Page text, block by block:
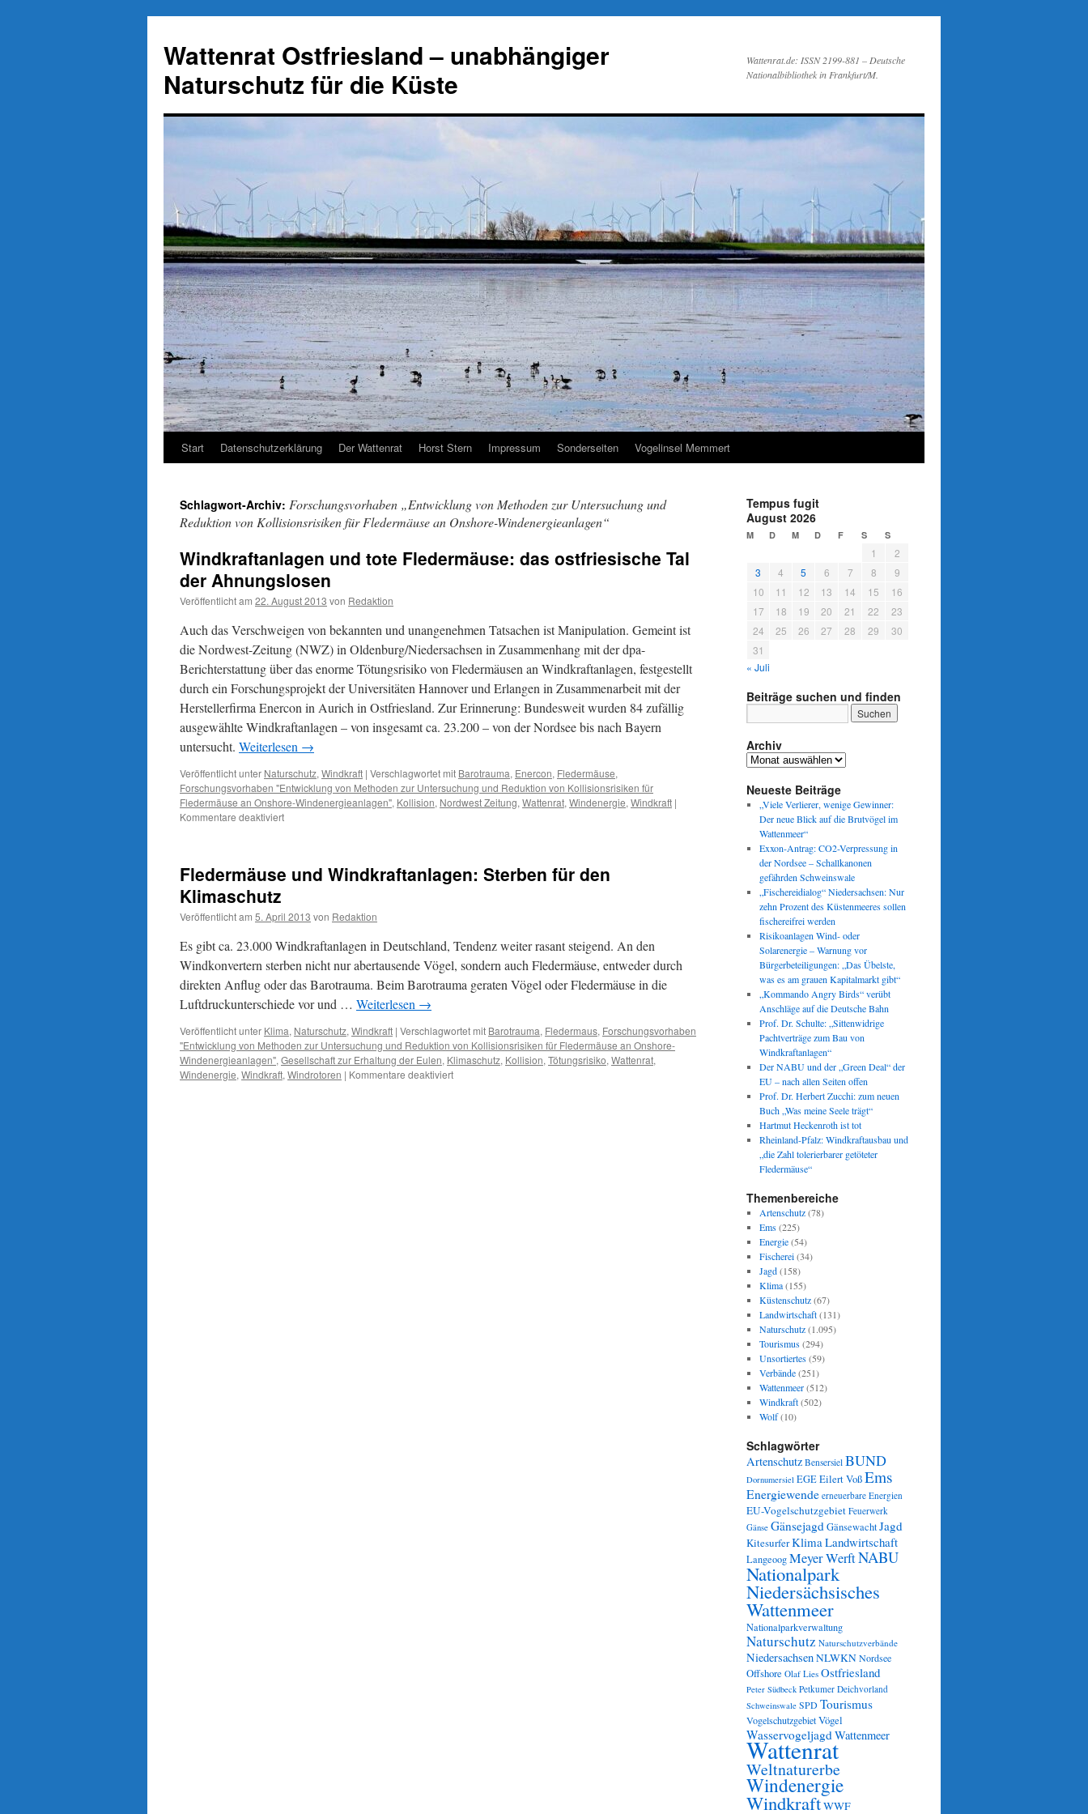
springen
Wattenrat Ostfriesland – unabhängiger
Naturschutz für die Küste
Wattenrat.de: ISSN 2199-881 – Deutsche
Nationalbibliothek in Frankfurt/M.
Start Datenschutzerklärung Der Wattenrat Horst Stern Impressum Sonderseiten Vogelinsel Memmert
Schlagwort-Archiv: Forschungsvorhaben „Entwicklung von Methoden zur Untersuchung und
Reduktion von Kollisionsrisiken für Fledermäuse an Onshore-Windenergieanlagen“
Windkraftanlagen und tote Fledermäuse: das ostfriesische Tal
der Ahnungslosen
Veröffentlicht am 22. August 2013 von Redaktion
Auch das Verschweigen von bekannten und unangenehmen Tatsachen ist Manipulation. Gemeint ist
die Nordwest-Zeitung (NWZ) in Oldenburg/Niedersachsen in Zusammenhang mit der dpa-
Berichterstattung über das enorme Tötungsrisiko von Fledermäusen an Windkraftanlagen, festgestellt
durch ein Forschungsprojekt der Universitäten Hannover und Erlangen in Zusammenarbeit mit der
Herstellerfirma Enercon in Aurich in Ostfriesland. Zur Erinnerung: Bundesweit wurden 84 zufällig
ausgewählte Windkraftanlagen – von insgesamt ca. 23.200 – von der Nordsee bis nach Bayern
untersucht. Weiterlesen →
Veröffentlicht unter Naturschutz, Windkraft | Verschlagwortet mit Barotrauma, Enercon, Fledermäuse,
Forschungsvorhaben "Entwicklung von Methoden zur Untersuchung und Reduktion von Kollisionsrisiken für
Fledermäuse an Onshore-Windenergieanlagen", Kollision, Nordwest Zeitung, Wattenrat, Windenergie, Windkraft |
Kommentare deaktiviertfür
Fledermäuse:
Tal
Ahnungslosen
Fledermäuse und Windkraftanlagen: Sterben für den
Klimaschutz
Veröffentlicht am 5. April 2013 von Redaktion
Es gibt ca. 23.000 Windkraftanlagen in Deutschland, Tendenz weiter rasant steigend. An den
Windkonvertern sterben nicht nur abertausende Vögel, sondern auch Fledermäuse, entweder durch
direkten Anflug oder das Barotrauma. Beim Barotrauma geraten Vögel oder Fledermäuse in die
Luftdruckunterschiede vor und … Weiterlesen →
Veröffentlicht unter Klima, Naturschutz, Windkraft | Verschlagwortet mit Barotrauma, Fledermaus, Forschungsvorhaben
"Entwicklung von Methoden zur Untersuchung und Reduktion von Kollisionsrisiken für Fledermäuse an Onshore-
Windenergieanlagen", Gesellschaft zur Erhaltung der Eulen, Klimaschutz, Kollision, Tötungsrisiko, Wattenrat,
Windenergie, Windkraft, Windrotoren | Kommentare deaktiviertfür
Tempus fugit
August 2026
M D M D F S S
1
2
3
4 5 6 7 8
9
10
11 12 13 14 15
16
17
18 19 20 21 22
23
24
25 26 27 28 29
30
31
« Juli
Beiträge suchen und finden
Archiv
Archiv
Neueste Beiträge
„Viele Verlierer, wenige Gewinner:
Der neue Blick auf die Brutvögel im
Wattenmeer“
Exxon-Antrag: CO2-Verpressung in
der Nordsee – Schallkanonen
gefährden Schweinswale
„Fischereidialog“ Niedersachsen: Nur
zehn Prozent des Küstenmeeres sollen
fischereifrei werden
Risikoanlagen Wind- oder
Solarenergie – Warnung vor
Bürgerbeteiligungen: „Das Übelste,
was es am grauen Kapitalmarkt gibt“
„Kommando Angry Birds“ verübt
Anschläge auf die Deutsche Bahn
Prof. Dr. Schulte: „Sittenwidrige
Pachtverträge zum Bau von
Windkraftanlagen“
Der NABU und der „Green Deal“ der
EU – nach allen Seiten offen
Prof. Dr. Herbert Zucchi: zum neuen
Buch „Was meine Seele trägt“
Hartmut Heckenroth ist tot
Rheinland-Pfalz: Windkraftausbau und
„die Zahl tolerierbarer getöteter
Fledermäuse“
Themenbereiche
Artenschutz(78)
Ems(225)
Energie(54)
Fischerei(34)
Jagd(158)
Klima(155)
Küstenschutz(67)
Landwirtschaft(131)
Naturschutz(1.095)
Tourismus(294)
Unsortiertes(59)
Verbände(251)
Wattenmeer(512)
Windkraft(502)
Wolf(10)
Schlagwörter
Artenschutz Bensersiel BUND
Dornumersiel EGEEilert VoßEms
Energiewende erneuerbare Energien
EU-Vogelschutzgebiet Feuerwerk
Gänse GänsejagdGänsewachtJagd
KitesurferKlimaLandwirtschaft
LangeoogMeyer WerftNABU
Nationalpark
Niedersächsisches
Wattenmeer
Nationalparkverwaltung
Naturschutz Naturschutzverbände
NiedersachsenNLWKNNordsee
Offshore Olaf Lies Ostfriesland
Peter Südbeck Petkumer Deichvorland
Schweinswale SPDTourismus
VogelschutzgebietVögel
WasservogeljagdWattenmeer
Wattenrat
Weltnaturerbe
Windenergie
WindkraftWWF